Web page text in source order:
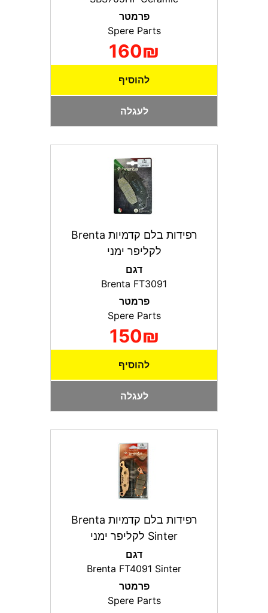
פרמטר
Spere Parts
160₪
להוסיף
לעגלה
רפידות בלם קדמיות Brenta
לקליפר ימני
דגם
Brenta FT3091
פרמטר
Spere Parts
150₪
להוסיף
לעגלה
רפידות בלם קדמיות Brenta
Sinter לקליפר ימני
דגם
Brenta FT4091 Sinter
פרמטר
Spere Parts